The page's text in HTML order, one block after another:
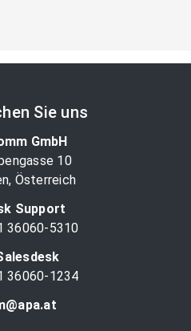
Sie uns
GmbH
10
Österreich
Support
36060-5310
36060-1234